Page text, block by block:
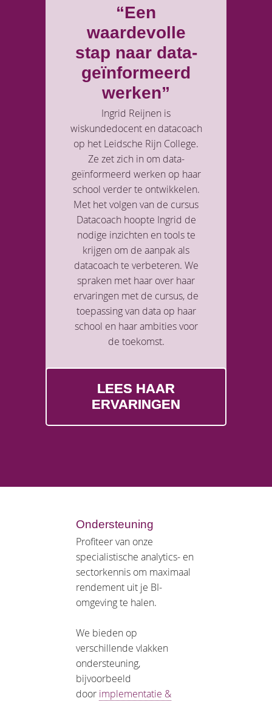
“Een
waardevolle
stap naar data-
geïnformeerd
werken”
Ingrid Reijnen is
wiskundedocent en datacoach
op het Leidsche Rijn College.
Ze zet zich in om data-
geïnformeerd werken op haar
school verder te ontwikkelen.
Met het volgen van de cursus
Datacoach hoopte Ingrid de
nodige inzichten en tools te
krijgen om de aanpak als
datacoach te verbeteren. We
spraken met haar over haar
ervaringen met de cursus, de
toepassing van data op haar
school en haar ambities voor
de toekomst.
LEES HAAR
ERVARINGEN
Ondersteuning
Profiteer van onze
specialistische analytics- en
sectorkennis om maximaal
rendement uit je BI-
omgeving te halen.
We bieden op
verschillende vlakken
ondersteuning,
bijvoorbeeld
door implementatie &